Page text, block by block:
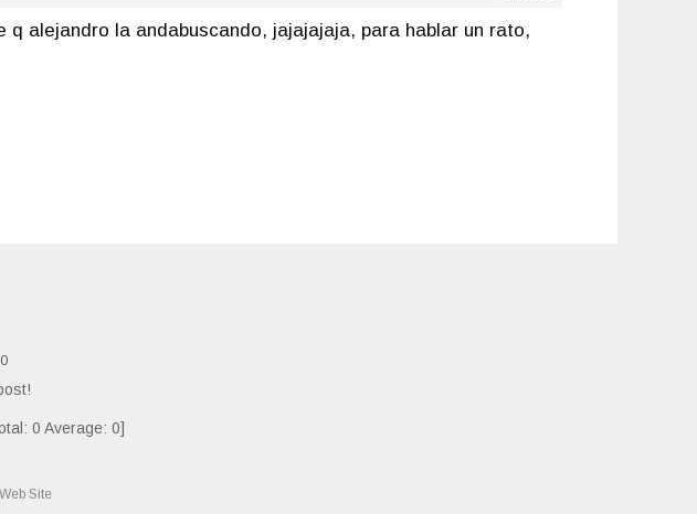
alejandro la andabuscando, jajajajaja, para hablar un rato,
0
0 Average: 0]
Site